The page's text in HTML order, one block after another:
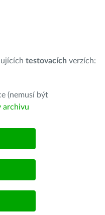
testovacích verzích:
(nemusí být
archivu